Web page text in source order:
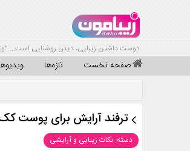
دوست داشتن زیبایی، دیدن روشنایی است...
صفحه نخست تازه‌ها
ترفند آرایش برای پوست
دسته: نکات زیبایی و آرایشی